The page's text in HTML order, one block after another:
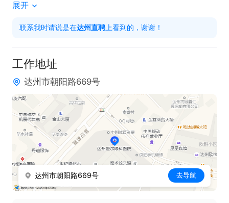
综合薪资4000-8000
五险一金、有年假
展开
联系我时请说是在达州直聘 上看到的，谢谢！
工作地址
达州市朝阳路669号
达州市朝阳路669号 去导航